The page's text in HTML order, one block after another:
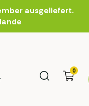
ausgeliefert.
0